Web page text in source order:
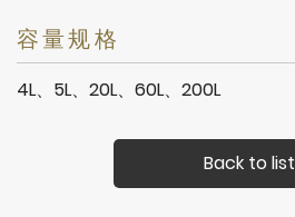
容量规格
4L、5L、20L、60L、200L
Back to list